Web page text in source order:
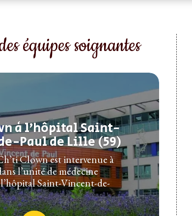
équipes soignantes
à l’hôpital Saint-
Paul de Lille (59)
Clown est intervenue à
l’unité de médecine
Saint-Vincent-de-